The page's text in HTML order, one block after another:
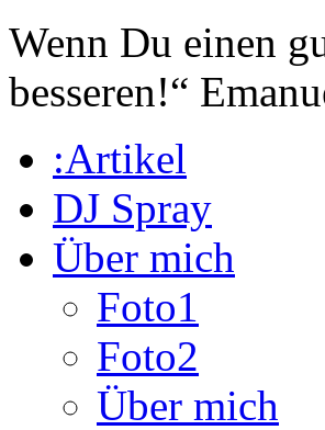
Wenn Du einen
besseren!“
:Artikel
DJ Spray
Über mich
Foto1
Foto2
Über mich